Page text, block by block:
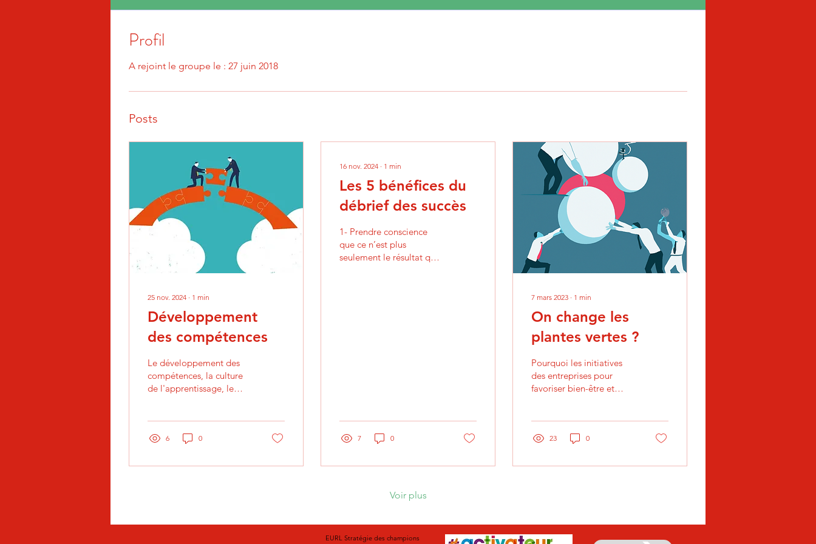
Profil
A rejoint le groupe le : 27 juin 2018
Posts
25 nov. 2024 ∙ 1 min
Développement
des compétences
Le développement des
compétences, la culture
de l'apprentissage, le
6 0
16 nov. 2024 ∙ 1 min
Les 5 bénéfices du
débrief des succès
1- Prendre conscience
que ce n’est plus
seulement le résultat qui
7 0
7 mars 2023 ∙ 1 min
On change les
plantes vertes ?
Pourquoi les initiatives
des entreprises pour
favoriser bien-être et
23 0
Voir plus
EURL Stratégie des champions